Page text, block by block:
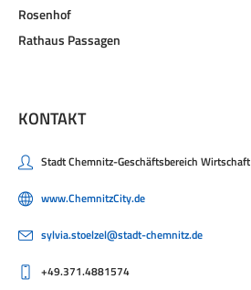
Rosenhof
Rathaus Passagen
KONTAKT
Stadt Chemnitz-Geschäftsbereich Wirtschaft
www.ChemnitzCity.de
sylvia.stoelzel@stadt-chemnitz.de
+49.371.4881574